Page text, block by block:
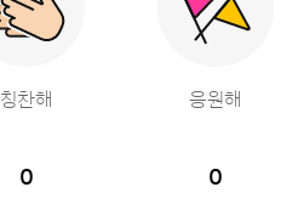
칭찬해
0
응원해
0